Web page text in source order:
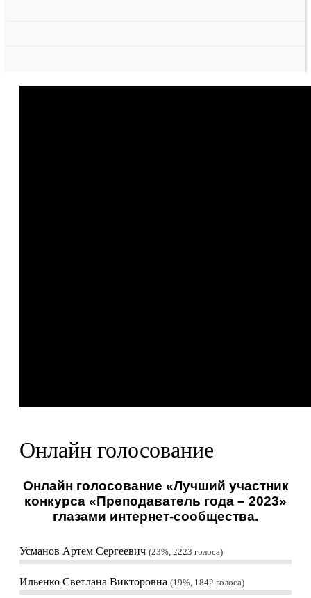
Онлайн голосование
Онлайн голосование «Лучший участник
конкурса «Преподаватель года – 2023»
глазами интернет-сообщества.
Усманов Артем Сергеевич 23%, 2223 голоса
Ильенко Светлана Викторовна 19%, 1842 голоса